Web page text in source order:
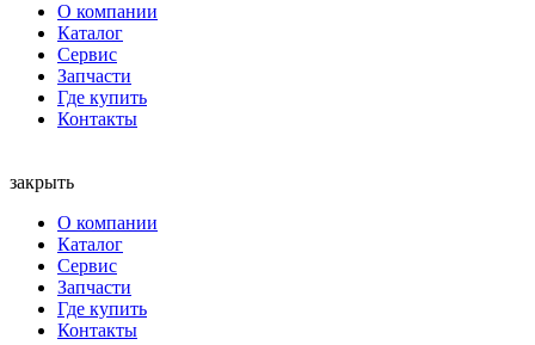
О компании
Каталог
Сервис
Запчасти
Где купить
Контакты
закрыть
О компании
Каталог
Сервис
Запчасти
Где купить
Контакты